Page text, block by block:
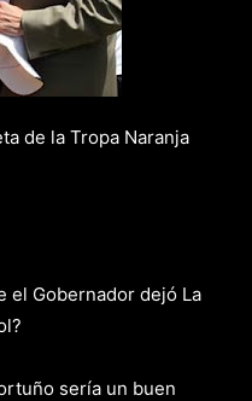
de la Tropa Naranja
el Gobernador dejó La
sería un buen